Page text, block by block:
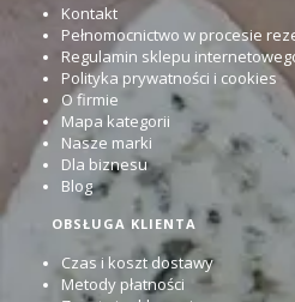
Kontakt
Pełnomocnictwo w procesie
Regulamin sklepu
Polityka prywatności i cookies
O firmie
Mapa kategorii
Nasze marki
Dla biznesu
Blog
OBSŁUGA KLIENTA
Czas i koszt dostawy
Metody płatności